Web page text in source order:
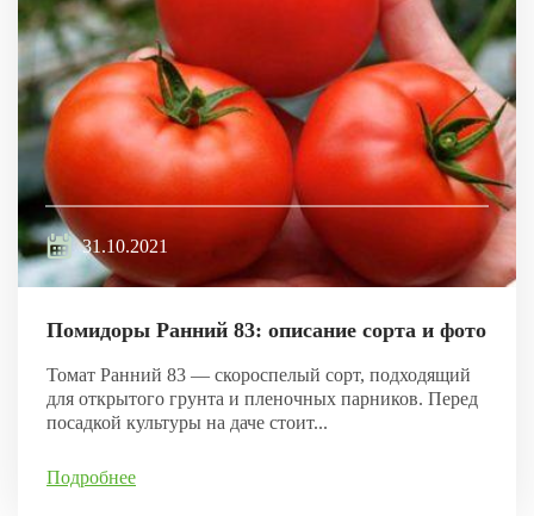
31.10.2021
Помидоры Ранний 83: описание сорта и фото
Томат Ранний 83 — скороспелый сорт, подходящий
для открытого грунта и пленочных парников. Перед
посадкой культуры на даче стоит...
Подробнее